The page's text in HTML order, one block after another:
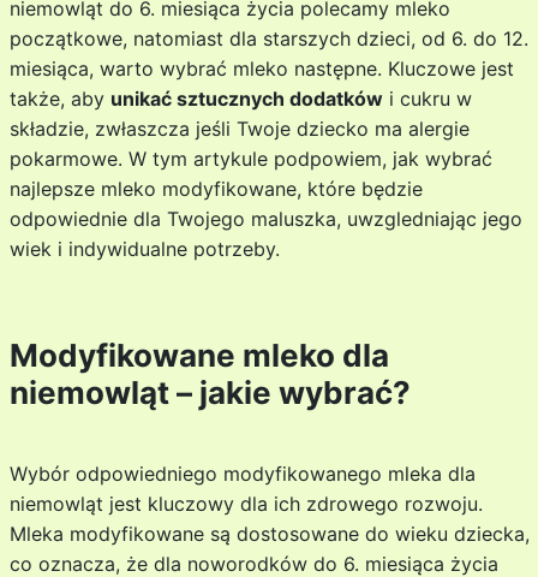
niemowląt do 6. miesiąca życia polecamy mleko
początkowe, natomiast dla starszych dzieci, od 6. do 12.
miesiąca, warto wybrać mleko następne. Kluczowe jest
także, aby unikać sztucznych dodatkówi cukru w
składzie, zwłaszcza jeśli Twoje dziecko ma alergie
pokarmowe. W tym artykule podpowiem, jak wybrać
najlepsze mleko modyfikowane, które będzie
odpowiednie dla Twojego maluszka, uwzgledniając jego
wiek i indywidualne potrzeby.
Modyfikowane mleko dla
niemowląt – jakie wybrać?
Wybór odpowiedniego modyfikowanego mleka dla
niemowląt jest kluczowy dla ich zdrowego rozwoju.
Mleka modyfikowane są dostosowane do wieku dziecka,
co oznacza, że dla noworodków do 6. miesiąca życia